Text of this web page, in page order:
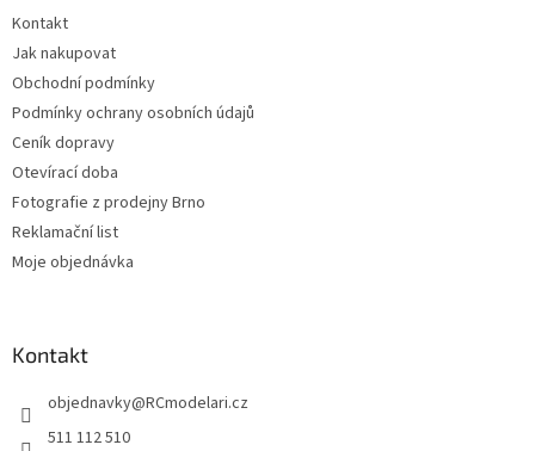
Kontakt
Jak nakupovat
Obchodní podmínky
Podmínky ochrany osobních údajů
Ceník dopravy
Otevírací doba
Fotografie z prodejny Brno
Reklamační list
Moje objednávka
Kontakt
objednavky@RCmodelari.cz
511 112 510